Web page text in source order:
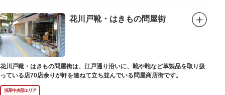
花川戸靴・はきもの問屋街
花川戸靴・はきもの問屋街は、江戸通り沿いに、靴や鞄など革製品を取り扱
っている店70店余りが軒を連ねて立ち並んでいる問屋商店街です。
浅草中央部エリア